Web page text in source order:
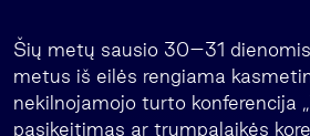
Šių metų sausio 30–31
metus iš eilės rengiama
nekilnojamojo turto konferencija
pasikeitimas ar trumpalaikės